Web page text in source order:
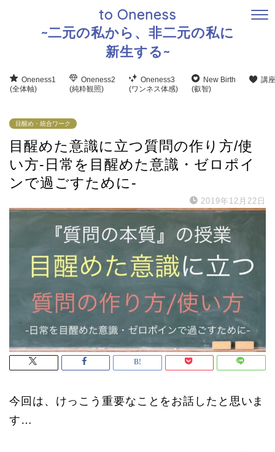
to Oneness
~二元の私から、非二元の私に
新生する~
Oneness1
(全体軸)
Oneness2
(純粋観照)
Oneness3
(ワンネス体感)
New Birth
(叡智)
講
目醒め・統合ワーク
目醒めた意識に立つ質問の作り方/使
い方-日常を目醒めた意識・ゼロポイ
ンで過ごすために-
2019年12月22日
今回は、けっこう重要なことをお話したと思いま
す…